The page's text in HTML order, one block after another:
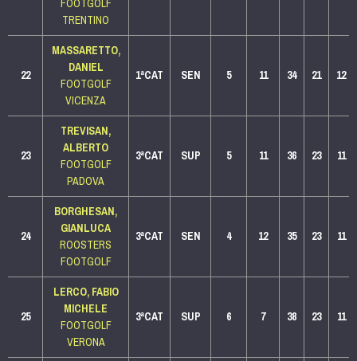
TRENTINO
22
MASSARETTO,
DANIEL
FOOTGOLF
VICENZA
1ªCAT SEN 5 11 34 21 12
23
TREVISAN,
ALBERTO
FOOTGOLF
PADOVA
3ªCAT SUP 5 11 36 23 11
24
BORGHESAN,
GIANLUCA
ROOSTERS
FOOTGOLF
3ªCAT SEN 4 12 35 23 11
25
LERCO, FABIO
MICHELE
FOOTGOLF
VERONA
3ªCAT SUP 6 7 38 23 11